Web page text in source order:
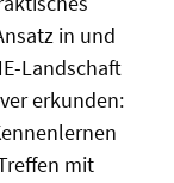
in und
Landschaft
erkunden:
mit